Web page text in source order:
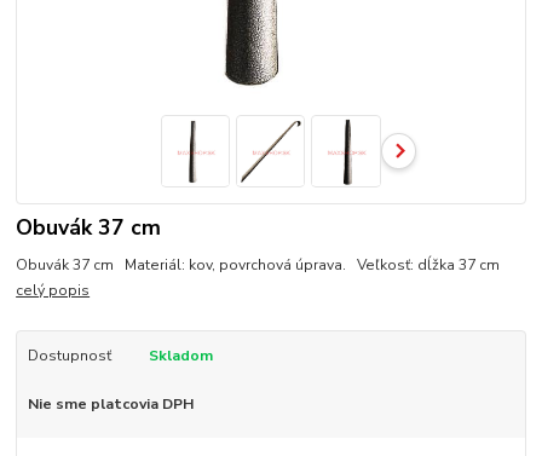
Obuvák 37 cm
Obuvák 37 cm Materiál: kov, povrchová úprava. Veľkosť: dĺžka 37 cm
celý popis
Dostupnosť Skladom
Nie sme platcovia DPH